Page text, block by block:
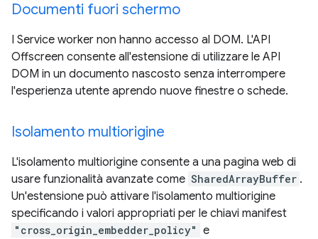
Documenti fuori schermo
I Service worker non hanno accesso al DOM. L'API
Offscreen consente all'estensione di utilizzare le API
DOM in un documento nascosto senza interrompere
l'esperienza utente aprendo nuove finestre o schede.
Isolamento multiorigine
L'isolamento multiorigine consente a una pagina web di
usare funzionalità avanzate come SharedArrayBuffer .
Un'estensione può attivare l'isolamento multiorigine
specificando i valori appropriati per le chiavi manifest
"cross_origin_embedder_policy" e